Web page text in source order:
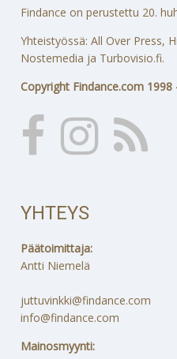
Findance on perustettu 20.
Yhteistyössä: All Over Press,
Nostemedia ja Turbovisio.fi.
Copyright Findance.com 1998
YHTEYS
Päätoimittaja:
Antti Niemelä
juttuvinkki@findance.com
info@findance.com
Mainosmyynti: